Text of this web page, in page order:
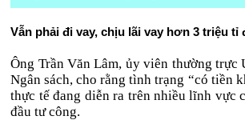
Vẫn phải đi vay, chịu lãi vay hơn 3 triệu tỉ
Ông Trần Văn Lâm, ủy viên thường trực
Ngân sách, cho rằng tình trạng “có tiền
thực tế đang diễn ra trên nhiều lĩnh vực
đầu tư công.